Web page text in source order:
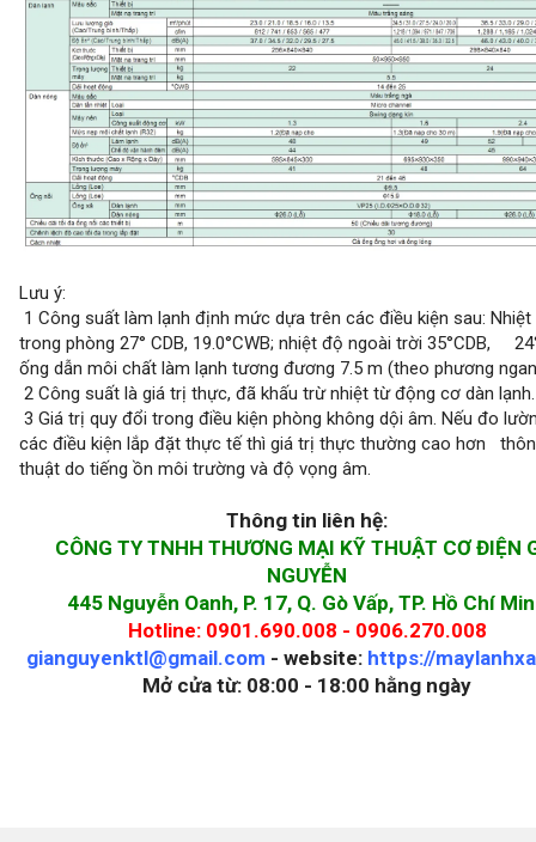
Lưu ý:
1 Công suất làm lạnh định mức dựa trên các điều kiện sau:
trong phòng 27° CDB, 19.0°CWB; nhiệt độ ngoài trời 35°CDB,
ống dẫn môi chất làm lạnh tương đương 7.5 m (theo phương
2 Công suất là giá trị thực, đã khấu trừ nhiệt từ động cơ dàn lạnh.
3 Giá trị quy đổi trong điều kiện phòng không dội âm. Nếu đo
các điều kiện lắp đặt thực tế thì giá trị thực thường cao hơn
thuật do tiếng ồn môi trường và độ vọng âm.
Thông tin liên hệ:
CÔNG TY TNHH THƯƠNG MẠI KỸ THUẬT CƠ ĐIỆN
NGUYỄN
445 Nguyễn Oanh, P. 17, Q. Gò Vấp, TP. Hồ Chí
Hotline: 0901.690.008 - 0906.270.008
gianguyenktl@gmail.com - website: https://
Mở cửa từ: 08:00 - 18:00 hằng ngày